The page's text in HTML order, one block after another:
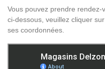
Vous pouvez prendre
ci-dessous, veuillez cliquer
ses coordonnées.